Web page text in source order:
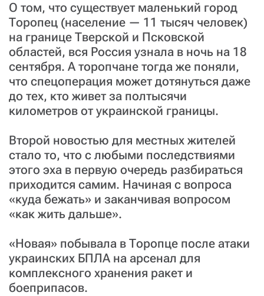
О том, что существует маленький город
Торопец (население — 11 тысяч человек)
на границе Тверской и Псковской
областей, вся Россия узнала в ночь на 18
сентября. А торопчане тогда же поняли,
что спецоперация может дотянуться даже
до тех, кто живет за полтысячи
километров от украинской границы.
Второй новостью для местных жителей
стало то, что с любыми последствиями
этого эха в первую очередь разбираться
приходится самим. Начиная с вопроса
«куда бежать» и заканчивая вопросом
«как жить дальше».
«Новая» побывала в Торопце после атаки
украинских БПЛА на арсенал для
комплексного хранения ракет и
боеприпасов.